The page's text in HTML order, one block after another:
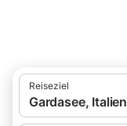
Reiseziel
Gardasee, Italien